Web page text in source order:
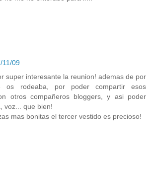
11/09
super interesante la reunion! ademas de por
os rodeaba, por poder compartir esos
otros compañeros bloggers, y asi poder
voz... que bien!
mas bonitas el tercer vestido es precioso!